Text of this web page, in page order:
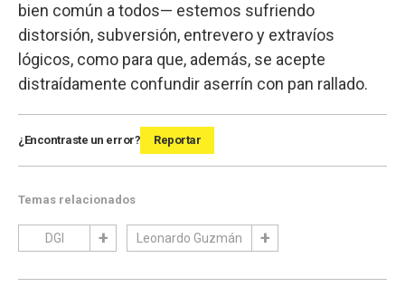
bien común a todos— estemos sufriendo
distorsión, subversión, entrevero y extravíos
lógicos, como para que, además, se acepte
distraídamente confundir aserrín con pan rallado.
¿Encontraste un error? Reportar
Temas relacionados
DGI Leonardo Guzmán